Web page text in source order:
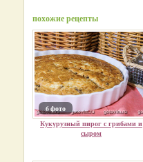
похожие рецепты
6 фото
Кукурузный пирог с грибами и
сыром